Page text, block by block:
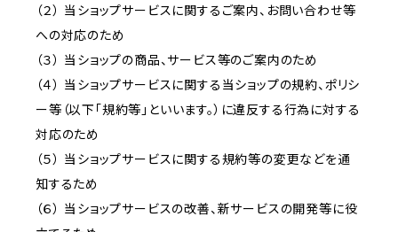
（２） 当ショップサービスに関するご案内、お問い合わせ等
への対応のため
（３） 当ショップの商品、サービス等のご案内のため
（４） 当ショップサービスに関する当ショップの規約、ポリシ
ー等（以下「規約等」といいます。）に違反する行為に対する
対応のため
（５） 当ショップサービスに関する規約等の変更などを通
知するため
（６） 当ショップサービスの改善、新サービスの開発等に役